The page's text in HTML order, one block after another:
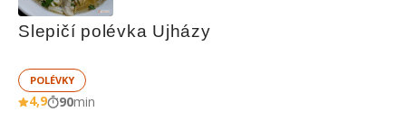
Slepičí polévka Ujházy
POLÉVKY
4,9 90min